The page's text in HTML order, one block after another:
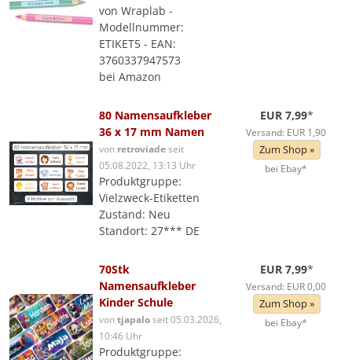
von Wraplab -
Modellnummer:
ETIKET5 - EAN:
3760337947573
bei Amazon
80 Namensaufkleber
36 x 17 mm Namen
von retroviadeseit
05.08.2022, 13:13 Uhr
Produktgruppe:
Vielzweck-Etiketten
Zustand: Neu
Standort: 27*** DE
EUR 7,99*
Versand: EUR 1,90
Zum Shop »
bei Ebay*
70Stk
Namensaufkleber
Kinder Schule
vontjapaloseit 05.03.2026,
10:46 Uhr
Produktgruppe:
EUR 7,99*
Versand: EUR 0,00
Zum Shop »
bei Ebay*